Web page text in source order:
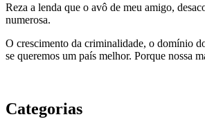
Reza a lenda que o avô de meu amigo,
numerosa.
O crescimento da criminalidade, o domínio
se queremos um país melhor. Porque nossa
Categorias